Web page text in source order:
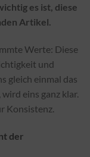
es ist, diese
Artikel.
Werte: Diese
und
gleich einmal das
eins ganz klar.
Konsistenz.
der